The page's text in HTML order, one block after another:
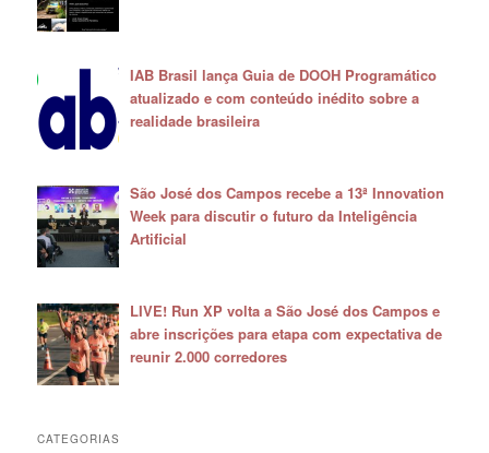
IAB Brasil lança Guia de DOOH Programático
atualizado e com conteúdo inédito sobre a
realidade brasileira
São José dos Campos recebe a 13ª Innovation
Week para discutir o futuro da Inteligência
Artificial
LIVE! Run XP volta a São José dos Campos e
abre inscrições para etapa com expectativa de
reunir 2.000 corredores
CATEGORIAS